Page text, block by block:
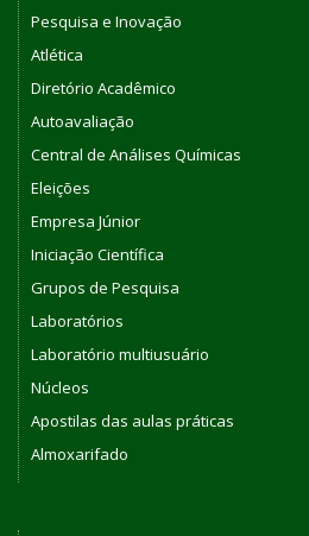
Pesquisa e Inovação
Atlética
Diretório Acadêmico
Autoavaliação
Central de Análises Químicas
Eleições
Empresa Júnior
Iniciação Científica
Grupos de Pesquisa
Laboratórios
Laboratório multiusuário
Núcleos
Apostilas das aulas práticas
Almoxarifado